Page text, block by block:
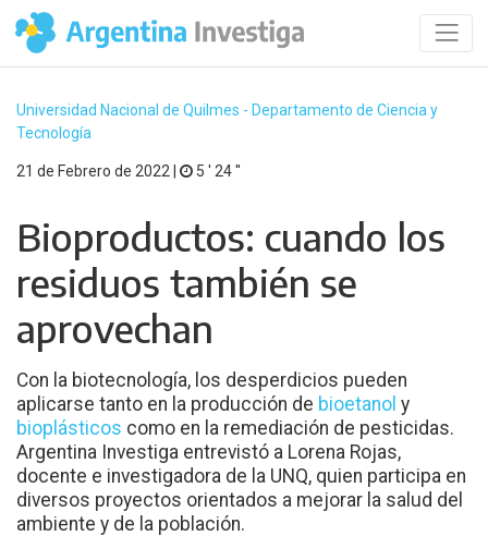
Universidad Nacional de Quilmes - Departamento de Ciencia y
Tecnología
21 de Febrero de 2022 | 5 ′ 24 ′′
Bioproductos: cuando los
residuos también se
aprovechan
Con la biotecnología, los desperdicios pueden
aplicarse tanto en la producción de bioetanol y
bioplásticos como en la remediación de pesticidas.
Argentina Investiga entrevistó a Lorena Rojas,
docente e investigadora de la UNQ, quien participa en
diversos proyectos orientados a mejorar la salud del
ambiente y de la población.